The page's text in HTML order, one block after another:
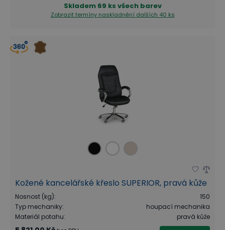
Skladem 69 ks všech barev
Zobrazit termíny naskladnění dalších 40 ks
Kožené kancelářské křeslo SUPERIOR, pravá kůže
Nosnost (kg):
150
Typ mechaniky:
houpací mechanika
Materiál potahu: pravá kůže